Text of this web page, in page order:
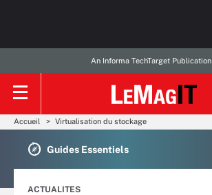
An Informa TechTarget Publication
Accueil Virtualisation du stockage
Guides Essentiels
ACTUALITES